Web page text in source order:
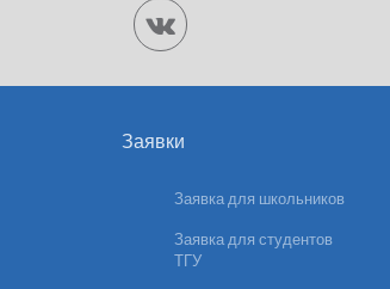
Заявки
Заявка для школьников
Заявка для студентов
ТГУ